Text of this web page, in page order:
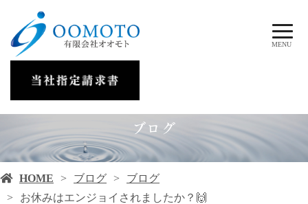
MENU
ブログ
HOME ブログ
ブログ
お休みはエンジョイされましたか？🙌